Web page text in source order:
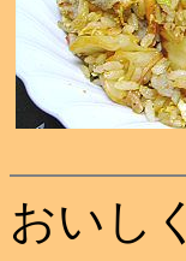
おいし